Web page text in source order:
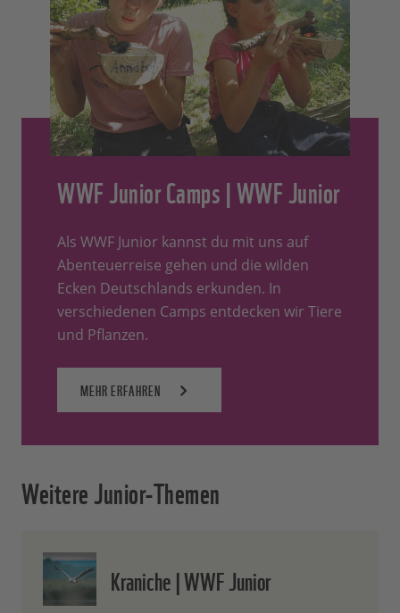
WWF Junior Camps | WWF Junior
Als WWF Junior kannst du mit uns auf
Abenteuerreise gehen und die wilden
Ecken Deutschlands erkunden. In
verschiedenen Camps entdecken wir Tiere
und Pflanzen.
MEHR ERFAHREN
Weitere Junior-Themen
Kraniche | WWF Junior